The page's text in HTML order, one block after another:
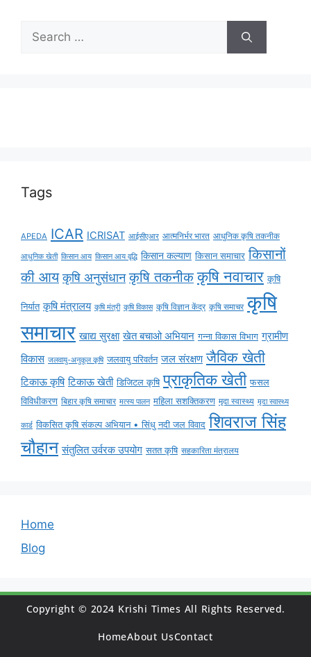
Tags
APEDA ICAR ICRISAT आईसीएआर आत्मनिर्भर भारत आधुनिक कृषि तकनीक
आधुनिक खेती किसान आय किसान आय वृद्धि किसान कल्याण किसान समाचार किसानों
की आय कृषि अनुसंधान कृषि तकनीक कृषि नवाचार कृषि
निर्यात कृषि मंत्रालय कृषि मंत्री कृषि विकास कृषि विज्ञान केंद्र कृषि समाचर कृषि
समाचार खाद्य सुरक्षा खेत बचाओ अभियान गन्ना विकास विभाग ग्रामीण
विकास जलवायु-अनुकूल कृषि जलवायु परिवर्तन जल संरक्षण जैविक खेती
टिकाऊ कृषि टिकाऊ खेती डिजिटल कृषि प्राकृतिक खेती फसल
विविधीकरण बिहार कृषि समाचार मत्स्य पालन महिला सशक्तिकरण मृदा स्वास्थ्य मृदा स्वास्थ्य
कार्ड विकसित कृषि संकल्प अभियान • सिंधु नदी जल विवाद शिवराज सिंह
चौहान संतुलित उर्वरक उपयोग सतत कृषि सहकारिता मंत्रालय
Home
Blog
Copyright © 2024 Krishi Times All Rights Reserved.
HomeAbout UsContact